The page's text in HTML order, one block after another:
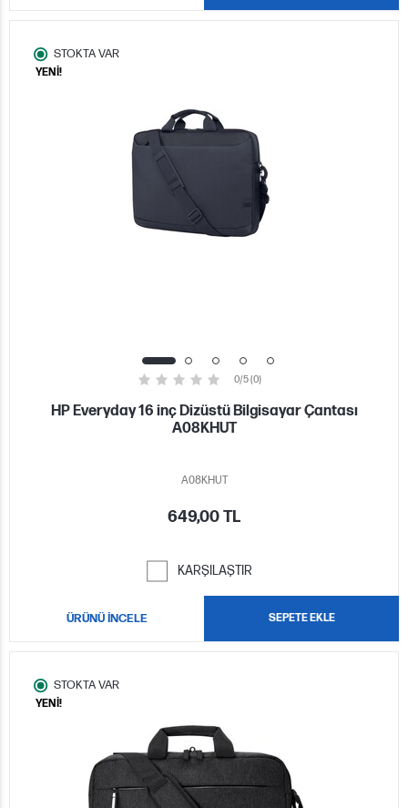
STOKTA VAR
YENİ!
0/5 (0)
HP Everyday 16 inç Dizüstü Bilgisayar Çantası
A08KHUT
A08KHUT
649,00 TL
KARŞILAŞTIR
ÜRÜNÜ İNCELE SEPETE EKLE
STOKTA VAR
YENİ!